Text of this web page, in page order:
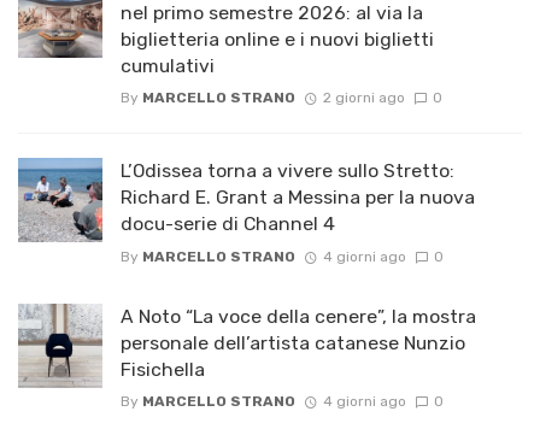
nel primo semestre 2026: al via la
biglietteria online e i nuovi biglietti
cumulativi
By MARCELLO STRANO 2 giorni ago 0
L’Odissea torna a vivere sullo Stretto:
Richard E. Grant a Messina per la nuova
docu-serie di Channel 4
By MARCELLO STRANO 4 giorni ago 0
A Noto “La voce della cenere”, la mostra
personale dell’artista catanese Nunzio
Fisichella
By MARCELLO STRANO 4 giorni ago 0